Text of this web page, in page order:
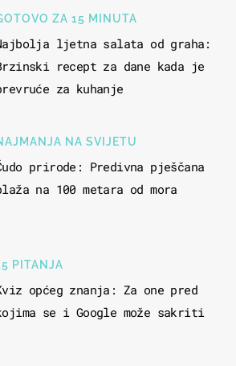
ZA 15 MINUTA
ljetna salata od graha:
recept za dane kada je
za kuhanje
NA SVIJETU
prirode: Predivna pješčana
na 100 metara od mora
PITANJA
općeg znanja: Za one pred
se i Google može sakriti